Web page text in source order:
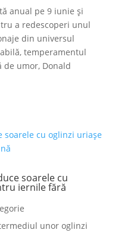
anual pe 9 iunie și
a redescoperi unul
din universul
temperamentul
umor, Donald
soarele cu
iernile fără
unor oglinzi